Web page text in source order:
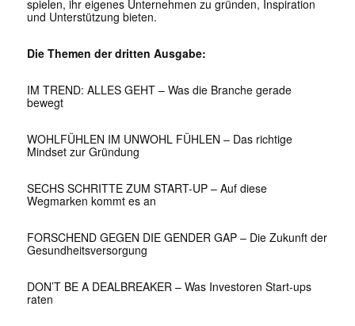
spielen, ihr eigenes Unternehmen zu gründen, Inspiration
und Unterstützung bieten.
Die Themen der dritten Ausgabe:
IM TREND: ALLES GEHT – Was die Branche gerade
bewegt
WOHLFÜHLEN IM UNWOHL FÜHLEN – Das richtige
Mindset zur Gründung
SECHS SCHRITTE ZUM START-UP – Auf diese
Wegmarken kommt es an
FORSCHEND GEGEN DIE GENDER GAP – Die Zukunft der
Gesundheitsversorgung
DON’T BE A DEALBREAKER – Was Investoren Start-ups
raten